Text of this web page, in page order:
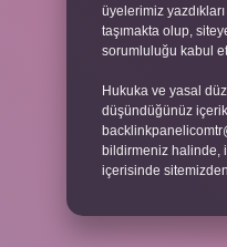
üyelerimiz
taşımakta olup,
sorumluluğu kabul
Hukuka ve yasal
düşündüğünüz
bildirmeniz halinde,
içerisinde sitemizden